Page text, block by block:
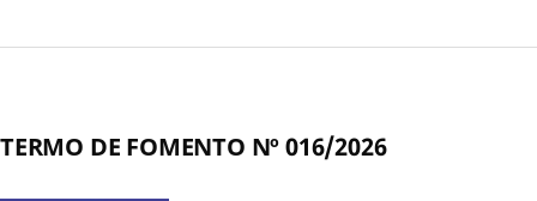
TERMO DE FOMENTO Nº 016/2026